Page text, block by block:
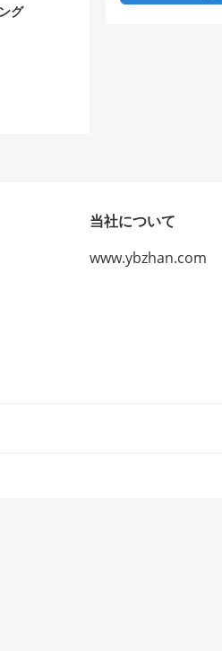
グ
当社について
www.ybzhan.com